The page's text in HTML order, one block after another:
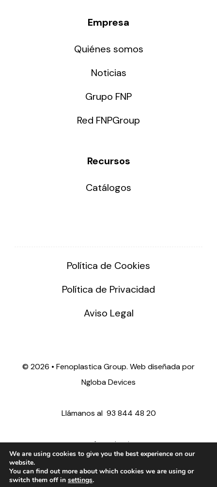
Empresa
Quiénes somos
Noticias
Grupo FNP
Red FNPGroup
Recursos
Catálogos
Política de Cookies
Política de Privacidad
Aviso Legal
© 2026 • Fenoplastica Group. Web diseñada por
Ngloba Devices
Llámanos al 93 844 48 20
ventas@fenoplastica.com
export@fenoplastica.com
We are using cookies to give you the best experience on our
website.
You can find out more about which cookies we are using or
switch them off in settings.